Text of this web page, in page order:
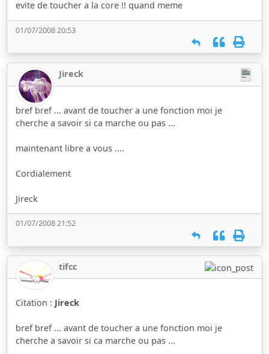
evite de toucher a la core !! quand meme
01/07/2008 20:53
Jireck
bref bref ... avant de toucher a une fonction moi je
cherche a savoir si ca marche ou pas ...
maintenant libre a vous ....
Cordialement
Jireck
01/07/2008 21:52
tifcc
Citation : Jireck
bref bref ... avant de toucher a une fonction moi je
cherche a savoir si ca marche ou pas ...